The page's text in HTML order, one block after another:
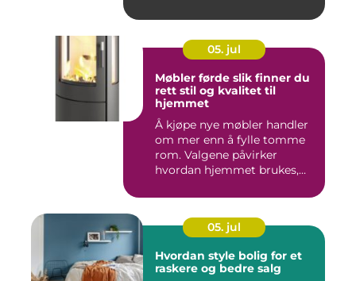
05. jul
Møbler førde slik finner du
rett stil og kvalitet til
hjemmet
Å kjøpe nye møbler handler
om mer enn å fylle tomme
rom. Valgene påvirker
hvordan hjemmet brukes,
05. jul
Hvordan style bolig for et
raskere og bedre salg